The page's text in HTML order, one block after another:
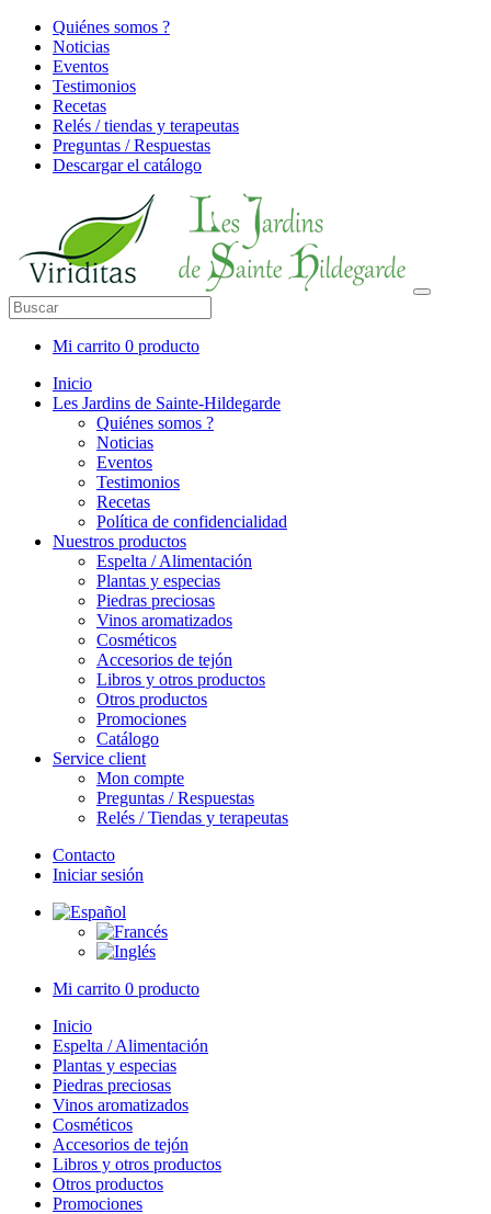
Quiénes somos ?
Noticias
Eventos
Testimonios
Recetas
Relés / tiendas y terapeutas
Preguntas / Respuestas
Descargar el catálogo
Mi carrito 0 producto
Inicio
Les Jardins de Sainte-Hildegarde
Quiénes somos ?
Noticias
Eventos
Testimonios
Recetas
Política de confidencialidad
Nuestros productos
Espelta / Alimentación
Plantas y especias
Piedras preciosas
Vinos aromatizados
Cosméticos
Accesorios de tejón
Libros y otros productos
Otros productos
Promociones
Catálogo
Service client
Mon compte
Preguntas / Respuestas
Relés / Tiendas y terapeutas
Contacto
Iniciar sesión
Mi carrito 0 producto
Inicio
Espelta / Alimentación
Plantas y especias
Piedras preciosas
Vinos aromatizados
Cosméticos
Accesorios de tejón
Libros y otros productos
Otros productos
Promociones